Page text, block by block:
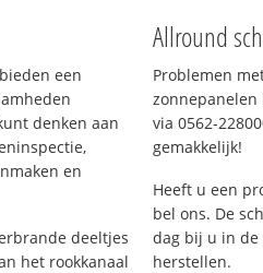
een
denken aan
en
deeltjes
het rookkanaal
Allround
Problemen
zonnepanelen
via 0562-
gemakkelijk!
Heeft u een
bel ons. De
dag bij u in de
herstellen.